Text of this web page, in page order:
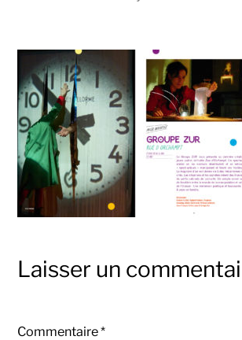
Laisser un
Commentaire*